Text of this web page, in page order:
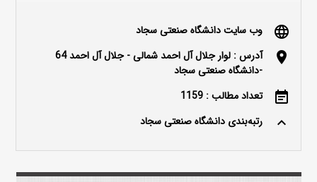
language وب سایت دانشگاه صنعتی سجاد
location_on
آدرس : لوار جلال آل احمد شمالی - جلال آل احمد 64
-دانشگاه صنعتی سجاد
event_note تعداد مطالب : 1159
keyboard_arrow_up رتبه‌بندی دانشگاه صنعتی سجاد